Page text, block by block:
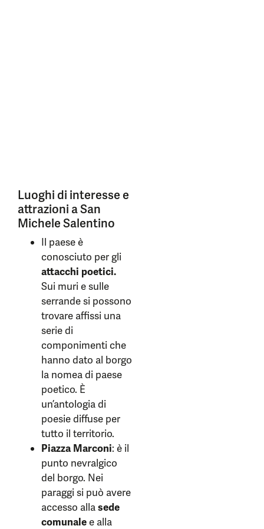
Luoghi di interesse e
attrazioni a San
Michele Salentino
Il paese è
conosciuto per gli
attacchi poetici.
Sui muri e sulle
serrande si possono
trovare affissi una
serie di
componimenti che
hanno dato al borgo
la nomea di paese
poetico. È
un’antologia di
poesie diffuse per
tutto il territorio.
Piazza Marconi: è il
punto nevralgico
del borgo. Nei
paraggi si può avere
accesso allasede
comunalee alla